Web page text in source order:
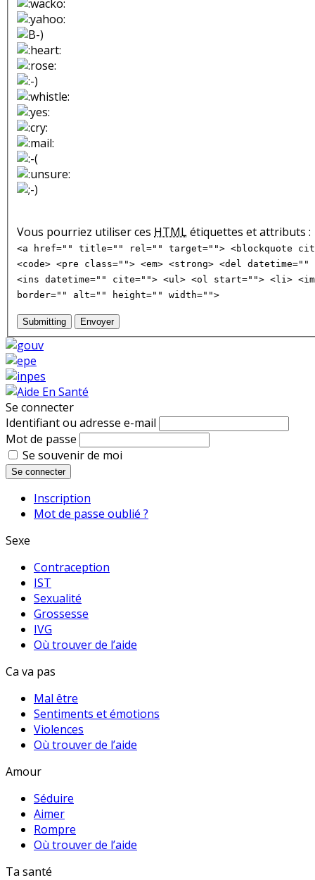
Vous pourriez utiliser ces HTMLétiquettes et attributs :
<a href="" title="" rel="" target=""> <blockquote
<code> <pre class=""> <em> <strong> <del
<ins datetime="" cite=""> <ul> <ol start=""> <li>
border="" alt="" height="" width="">
Submitting Envoyer
Se connecter
Identifiant ou adresse e-mail
Mot de passe
Se souvenir de moi
Se connecter
Inscription
Mot de passe oublié ?
Sexe
Contraception
IST
Sexualité
Grossesse
IVG
Où trouver de l’aide
Ca va pas
Mal être
Sentiments et émotions
Violences
Où trouver de l’aide
Amour
Séduire
Aimer
Rompre
Où trouver de l’aide
Ta santé